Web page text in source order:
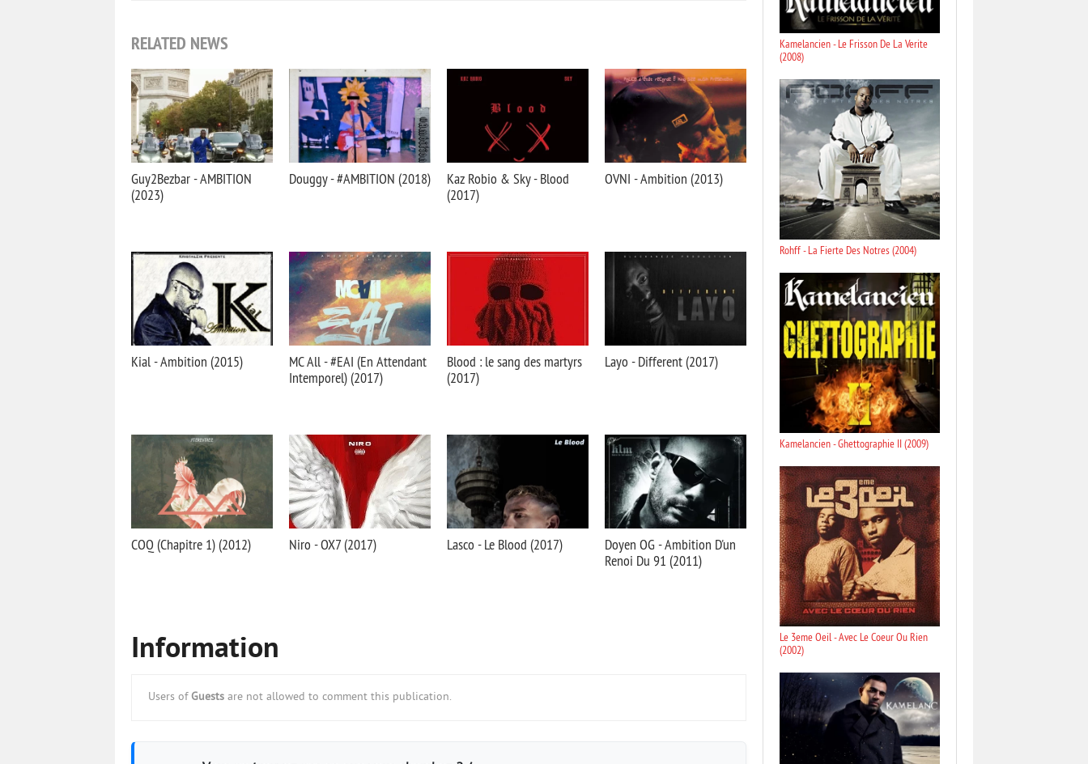
RELATED NEWS
Guy2Bezbar - AMBITION
(2023)
Douggy - #AMBITION (2018)
Kaz Robio & Sky - Blood
(2017)
OVNI - Ambition (2013)
Kial - Ambition (2015)
MC All - #EAI (En Attendant
Intemporel) (2017)
Blood : le sang des martyrs
(2017)
Layo - Different (2017)
COQ (Chapitre 1) (2012) Niro - OX7 (2017) Lasco - Le Blood (2017)
Doyen OG - Ambition D'un
Renoi Du 91 (2011)
Information
Users of Guests are not allowed to comment this publication.
Kamelancien - Le Frisson De La Verite
(2008)
Rohff - La Fierte Des Notres (2004)
Kamelancien - Ghettographie II (2009)
Le 3eme Oeil - Avec Le Coeur Ou Rien
(2002)